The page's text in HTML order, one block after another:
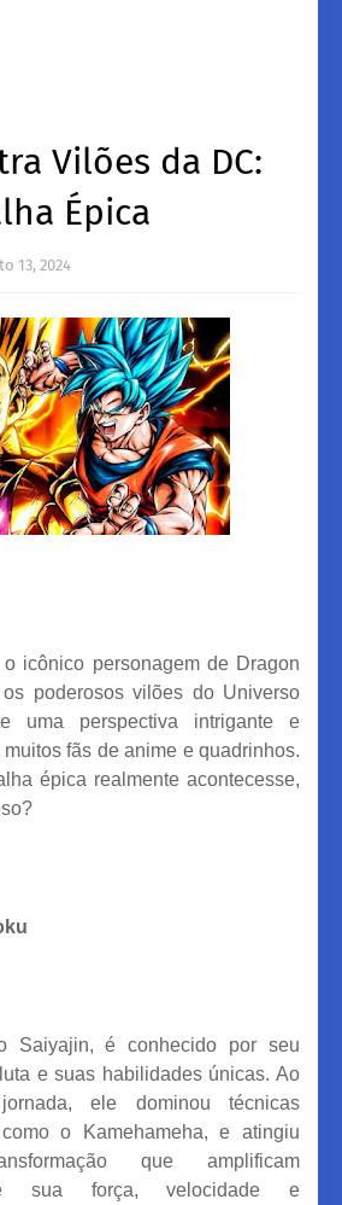
Vilões da DC:
Épica
13, 2024
o icônico personagem de Dragon
poderosos vilões do Universo
uma perspectiva intrigante e
fãs de anime e quadrinhos.
épica realmente acontecesse,
Saiyajin, é conhecido por seu
e suas habilidades únicas. Ao
ele dominou técnicas
como o Kamehameha, e atingiu
que amplificam
sua força, velocidade e